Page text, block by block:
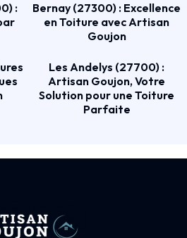
:
Bernay (27300) : Excellence
en Toiture avec Artisan
Goujon
Les Andelys (27700) :
Artisan Goujon, Votre
Solution pour une Toiture
Parfaite